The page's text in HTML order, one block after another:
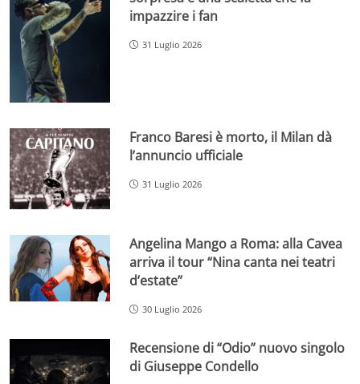
impazzire i fan
31 Luglio 2026
Franco Baresi è morto, il Milan dà
l’annuncio ufficiale
31 Luglio 2026
Angelina Mango a Roma: alla Cavea
arriva il tour “Nina canta nei teatri
d’estate”
30 Luglio 2026
Recensione di “Odio” nuovo singolo
di Giuseppe Condello